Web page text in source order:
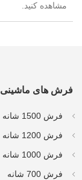
مشاهده کنید.
فرش های ماشینی
فرش 1500 شانه
فرش 1200 شانه
فرش 1000 شانه
فرش 700 شانه